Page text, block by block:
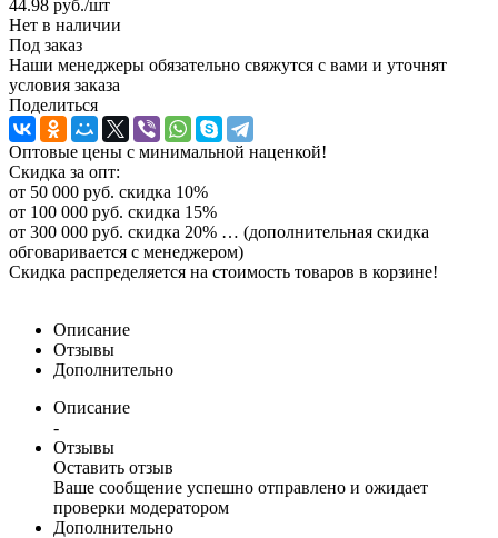
44.98 руб./шт
Нет в наличии
Под заказ
Наши менеджеры обязательно свяжутся с вами и уточнят
условия заказа
Поделиться
Оптовые цены с минимальной наценкой!
Скидка за опт:
от 50 000 руб. скидка 10%
от 100 000 руб. скидка 15%
от 300 000 руб. скидка 20% … (дополнительная скидка
обговаривается с менеджером)
Скидка распределяется на стоимость товаров в корзине!
Описание
Отзывы
Дополнительно
Описание
-
Отзывы
Оставить отзыв
Ваше сообщение успешно отправлено и ожидает
проверки модератором
Дополнительно